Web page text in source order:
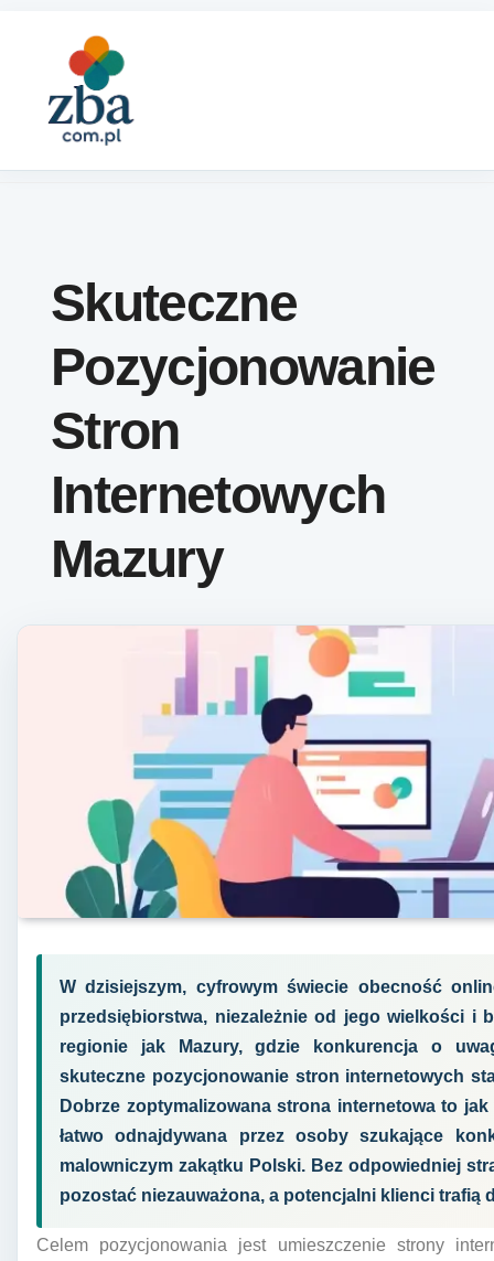
Skuteczne
Pozycjonowanie
Stron
Internetowych
Mazury
W dzisiejszym, cyfrowym świecie obecność
przedsiębiorstwa, niezależnie od jego wielkości i
regionie jak Mazury, gdzie konkurencja o
skuteczne pozycjonowanie stron internetowych
Dobrze zoptymalizowana strona internetowa to
łatwo odnajdywana przez osoby szukające
malowniczym zakątku Polski. Bez odpowiedniej
pozostać niezauważona, a potencjalni klienci trafią
Celem pozycjonowania jest umieszczenie strony